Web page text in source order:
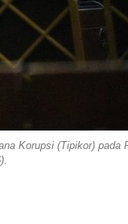
Korupsi (Tipikor) pada